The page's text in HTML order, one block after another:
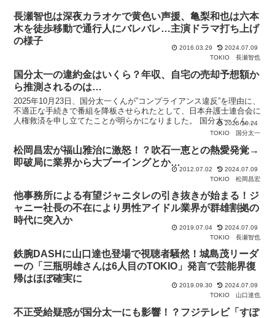
長瀬智也は深夜カラオケで黄色い声援、亀梨和也は六本
木を徒歩移動で通行人にバレバレ…主演ドラマ打ち上げ
の様子
2016.03.29
2024.07.09
TOKIO
長瀬智也
国分太一の違約金はいくら？年収、自宅の売却予想額か
ら推測されるのは…
2025年10月23日、国分太一くんが”コンプライアンス違反”を理由に、
不適正な手続きで番組を降板させられたとして、日本弁護士連合会に
人権救済を申し立てたことが明らかになりました。 国分太一くんの
2025.10.24
TOKIO
国分太一
松岡昌宏が福山雅治に激怒！？吹石一恵との熱愛発覚→
即破局に業界から大ブーイングとか…
2012.07.02
2024.07.09
TOKIO
松岡昌宏
他事務所による有望ジャニタレの引き抜きが始まる！ジ
ャニー社長の不在により男性アイドル業界が群雄割拠の
時代に突入か
2019.07.04
2024.07.09
TOKIO
長瀬智也
鉄腕DASHに山口達也登場で視聴者騒然！城島茂リーダ
ーの「三瓶明雄さんは6人目のTOKIO」発言で芸能界復
帰はほぼ確実に
2019.09.30
2024.07.09
TOKIO
山口達也
不正受給疑惑が国分太一にも影響！？フジテレビ「すぽ